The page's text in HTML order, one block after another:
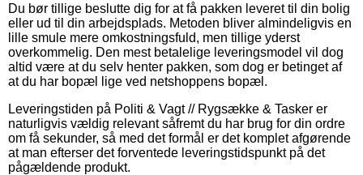
Du bør tillige beslutte dig for at få pakken leveret til din bolig
eller ud til din arbejdsplads. Metoden bliver almindeligvis en
lille smule mere omkostningsfuld, men tillige yderst
overkommelig. Den mest betalelige leveringsmodel vil dog
altid være at du selv henter pakken, som dog er betinget af
at du har bopæl lige ved netshoppens bopæl.
Leveringstiden på Politi & Vagt // Rygsække & Tasker er
naturligvis vældig relevant såfremt du har brug for din ordre
om få sekunder, så med det formål er det komplet afgørende
at man efterser det forventede leveringstidspunkt på det
pågældende produkt.